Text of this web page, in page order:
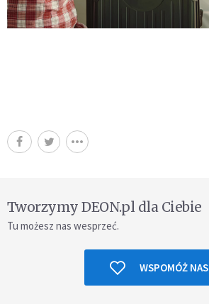
Tworzymy DEON.pl dla Ciebie
Tu możesz nas wesprzeć.
WSPOMÓŻ NAS